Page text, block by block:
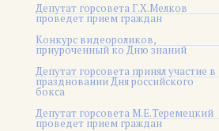
Депутат горсовета Г.Х.Мелков
проведет прием граждан
Конкурс видеороликов,
приуроченный ко Дню знаний
Депутат горсовета принял участие в
праздновании Дня российского
бокса
Депутат горсовета М.Е.Теремецкий
проведет прием граждан